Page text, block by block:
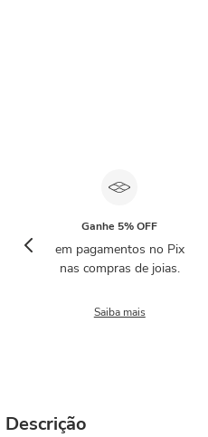
Ganhe 5% OFF
em pagamentos no Pix
nas compras de joias.
Saiba mais
Descrição